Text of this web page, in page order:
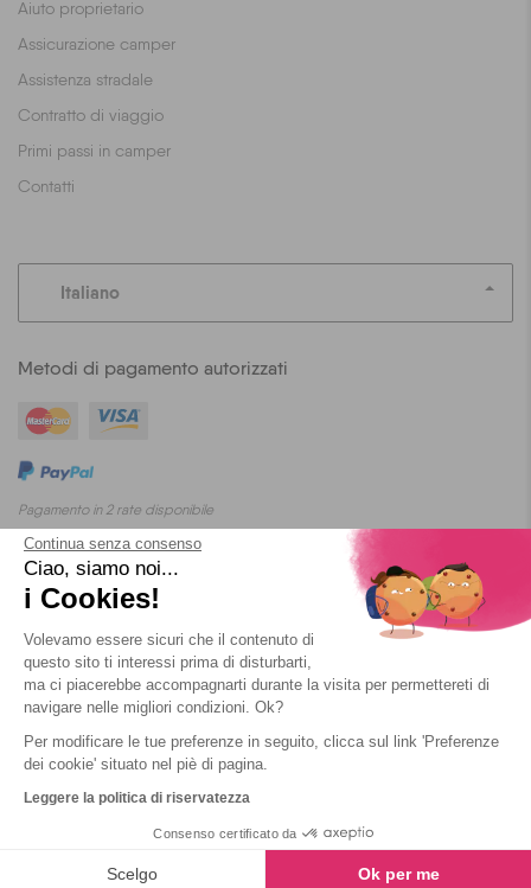
Aiuto proprietario
Assicurazione camper
Assistenza stradale
Contratto di viaggio
Primi passi in camper
Contatti
Italiano
Metodi di pagamento autorizzati
Pagamento in 2 rate disponibile
Cookies
2026 Yescapa
Continua senza consenso
Ciao, siamo noi...
i Cookies!
Volevamo essere sicuri che il contenuto di
questo sito ti interessi prima di disturbarti,
ma ci piacerebbe accompagnarti durante la visita per permettereti di
navigare nelle migliori condizioni. Ok?
Per modificare le tue preferenze in seguito, clicca sul link 'Preferenze
dei cookie' situato nel piè di pagina.
Leggere la politica di riservatezza
Consenso certificato da
Scelgo Ok per me